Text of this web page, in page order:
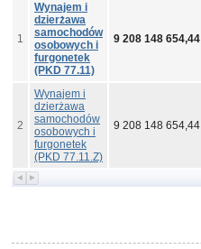
1
Wynajem i
dzierżawa
samochodów
osobowych i
furgonetek
(PKD 77.11)
9 208 148 654,44
2
Wynajem i
dzierżawa
samochodów
osobowych i
furgonetek
(PKD 77.11.Z)
9 208 148 654,44